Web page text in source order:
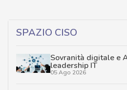
SPAZIO CISO
Sovranità digitale e
leadership IT
05 Ago 2026